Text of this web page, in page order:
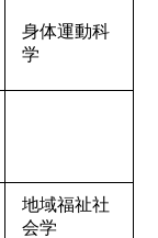
身体運動科
学
地域福祉社
会学